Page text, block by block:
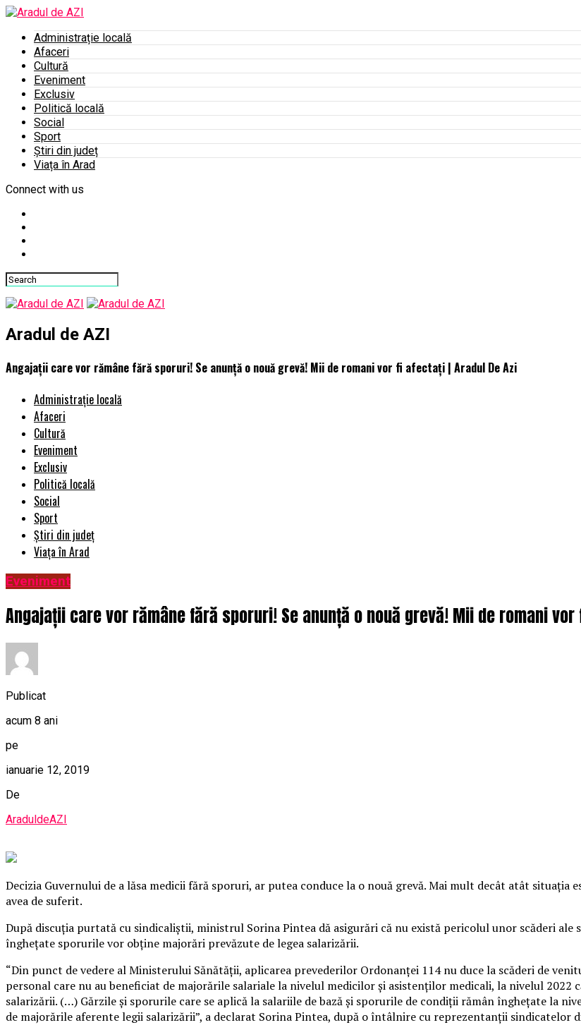
Administrație locală
Afaceri
Cultură
Eveniment
Exclusiv
Politică locală
Social
Sport
Știri din județ
Viața în Arad
Connect with us
Aradul de AZI
Angajații care vor rămâne fără sporuri! Se anunță o nouă grevă! Mii de romani vor fi afectați | Aradul De Azi
Administrație locală
Afaceri
Cultură
Eveniment
Exclusiv
Politică locală
Social
Sport
Știri din județ
Viața în Arad
Eveniment
Angajații care vor rămâne fără sporuri! Se anunță o nouă grevă! Mii de romani
Publicat
acum 8 ani
pe
ianuarie 12, 2019
De
AraduldeAZI
Decizia Guvernului de a lăsa medicii fără sporuri, ar putea conduce la o nouă grevă. Mai mult decât atât situaţia
avea de suferit.
După discuţia purtată cu sindicaliştii, ministrul Sorina Pintea dă asigurări că nu există pericolul unor scăderi
îngheţate sporurile vor obţine majorări prevăzute de legea salarizării.
“Din punct de vedere al Ministerului Sănătăţii, aplicarea prevederilor Ordonanţei 114 nu duce la scăderi de
personal care nu au beneficiat de majorările salariale la nivelul medicilor şi asistenţilor medicali, la nivelul
salarizării. (…) Gărzile şi sporurile care se aplică la salariile de bază şi sporurile de condiţii rămân îngheţate la
de majorările aferente legii salarizării”, a declarat Sorina Pintea, după o întâlnire cu reprezentanţii sindicatelor